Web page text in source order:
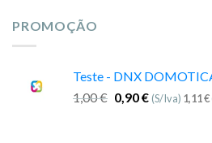
PROMOÇÃO
Teste - DNX
1,00€ 0,90€ (S/Iva) 1,11€